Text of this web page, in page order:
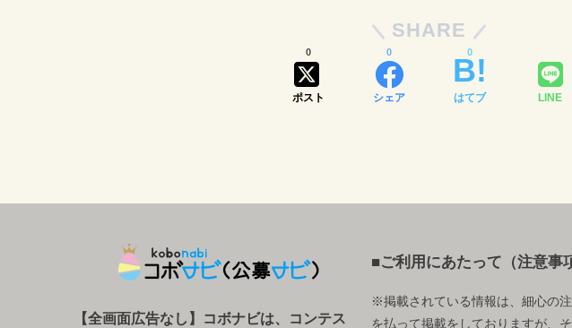
SHARE
ポスト
0
シェア
0
はてブ
0
LINE
【全画面広告なし】コボナビは、コンテス
■ご利用にあたって（注意事
※掲載されている情報は、細心の
を払って掲載をしておりますが、